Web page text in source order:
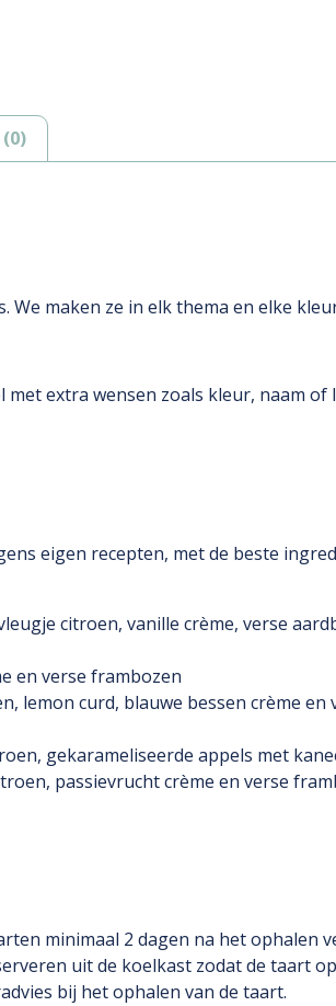
maken ze in elk thema en elke
extra wensen zoals kleur, naam of
eigen recepten, met de beste
citroen, vanille crème, verse
en verse frambozen
lemon curd, blauwe bessen crème en
gekarameliseerde appels met
passievrucht crème en verse
minimaal 2 dagen na het ophalen
uit de koelkast zodat de taart op
bij het ophalen van de taart.